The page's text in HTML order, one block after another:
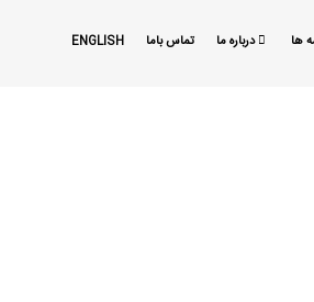
ها درباره ما تماس باما ENGLISH